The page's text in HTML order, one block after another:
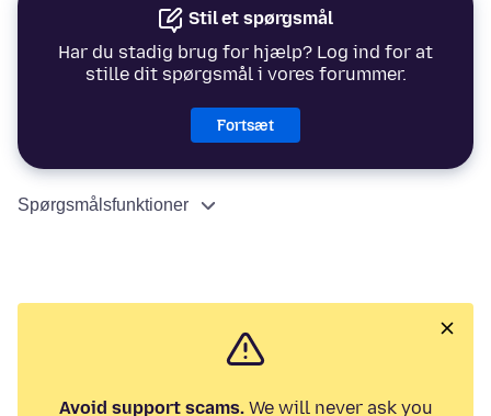
Stil et spørgsmål
Har du stadig brug for hjælp? Log ind for at
stille dit spørgsmål i vores forummer.
Fortsæt
Spørgsmålsfunktioner
Avoid support scams.We will never ask you